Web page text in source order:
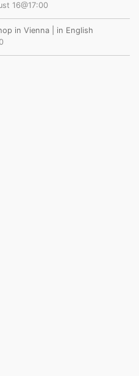
16@17:00
in Vienna | in English